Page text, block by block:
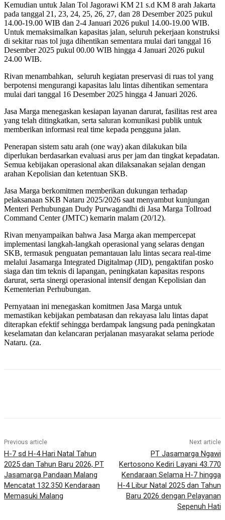
Kemudian untuk Jalan Tol Jagorawi KM 21 s.d KM 8 arah Jakarta
pada tanggal 21, 23, 24, 25, 26, 27, dan 28 Desember 2025 pukul
14.00-19.00 WIB dan 2-4 Januari 2026 pukul 14.00-19.00 WIB.
Untuk memaksimalkan kapasitas jalan, seluruh pekerjaan konstruksi
di sekitar ruas tol juga dihentikan sementara mulai dari tanggal 16
Desember 2025 pukul 00.00 WIB hingga 4 Januari 2026 pukul
24.00 WIB.
Rivan menambahkan, seluruh kegiatan preservasi di ruas tol yang
berpotensi mengurangi kapasitas lalu lintas dihentikan sementara
mulai dari tanggal 16 Desember 2025 hingga 4 Januari 2026.
Jasa Marga menegaskan kesiapan layanan darurat, fasilitas rest area
yang telah ditingkatkan, serta saluran komunikasi publik untuk
memberikan informasi real time kepada pengguna jalan.
Penerapan sistem satu arah (one way) akan dilakukan bila
diperlukan berdasarkan evaluasi arus per jam dan tingkat kepadatan.
Semua kebijakan operasional akan dilaksanakan sejalan dengan
arahan Kepolisian dan ketentuan SKB.
Jasa Marga berkomitmen memberikan dukungan terhadap
pelaksanaan SKB Nataru 2025/2026 saat menyambut kunjungan
Menteri Perhubungan Dudy Purwagandhi di Jasa Marga Tollroad
Command Center (JMTC) kemarin malam (20/12).
Rivan menyampaikan bahwa Jasa Marga akan mempercepat
implementasi langkah-langkah operasional yang selaras dengan
SKB, termasuk penguatan pemantauan lalu lintas secara real-time
melalui Jasamarga Integrated Digitalmap (JID), pengaktifan posko
siaga dan tim teknis di lapangan, peningkatan kapasitas respons
darurat, serta sinergi operasional intensif dengan Kepolisian dan
Kementerian Perhubungan.
Pernyataan ini menegaskan komitmen Jasa Marga untuk
memastikan kebijakan pembatasan dan rekayasa lalu lintas dapat
diterapkan efektif sehingga berdampak langsung pada peningkatan
keselamatan dan kelancaran perjalanan masyarakat selama periode
Nataru. (za.
Previous article
H-7 sd H-4 Hari Natal Tahun
2025 dan Tahun Baru 2026, PT
Jasamarga Pandaan Malang
Mencatat 132.350 Kendaraan
Memasuki Malang
Next article
PT Jasamarga Ngawi
Kertosono Kediri Layani 43.770
Kendaraan Selama H-7 hingga
H-4 Libur Natal 2025 dan Tahun
Baru 2026 dengan Pelayanan
Sepenuh Hati